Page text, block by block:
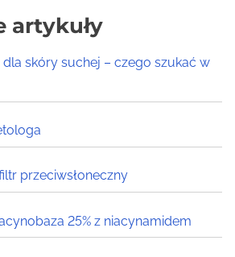
artykuły
dla skóry suchej – czego szukać w
przeciwsłoneczny
25% z niacynamidem